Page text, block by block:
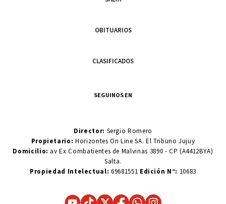
OBITUARIOS
CLASIFICADOS
SEGUINOS EN
Director: Sergio Romero
Propietario:Horizontes On Line SA. El Tribuno Jujuy
Domicilio: av Ex Combatientes de Malvinas 3890 - CP (A4412BYA)
Salta.
Propiedad Intelectual: 69681551 Edición N°: 10683